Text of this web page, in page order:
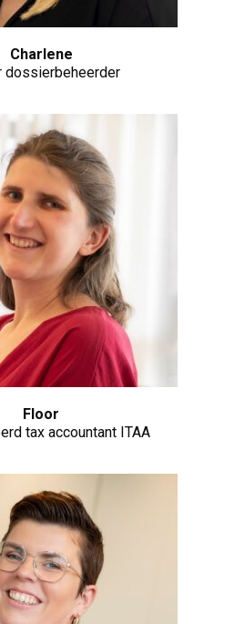
Charlene
dossierbeheerder
Floor
tax accountant ITAA